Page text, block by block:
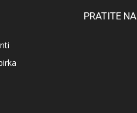
PRATITE